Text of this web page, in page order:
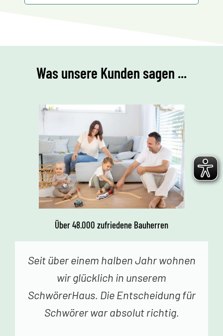
Was unsere Kunden sagen ...
Über 48.000 zufriedene Bauherren
Vor einer Woche erhielten wir den
Schlüssel zu unserem Traumhaus.
Jedes Betreten begeistert uns. Vielen
Dank an das Schwörer-Team für die